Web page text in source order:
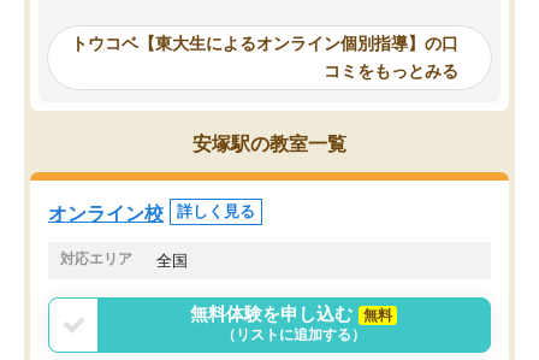
ーティングを行い、その講師で良いか
見てから講師を決定する事ができま
す。
うちの子は、初回面談の講師の方で決
オンラインツールを使用した単語帳の
共有があり宿題もそちらで出される形
でした。
言う事で講師変更の申し出があり、あ
まりに短期での変更だった為、塾に通
う事にして退会しました。遅れも取り
いなのがあり(有料)、受
ことをどんなスケジュー
くか相談したのですが、
ち期待したものではなく
くなってきたようなので
トウコベ【東大生によるオンライン個別指導】の口
コミをもっとみる
安塚駅の教室一覧
オンライン校 詳しく見る
対応エリア 全国
無料体験を申し込む
無料
（リストに追加する）